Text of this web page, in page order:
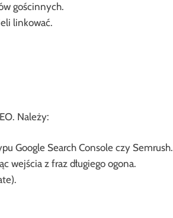
gościnnych.
linkować.
Należy:
Google Search Console czy Semrush.
wejścia z fraz długiego ogona.